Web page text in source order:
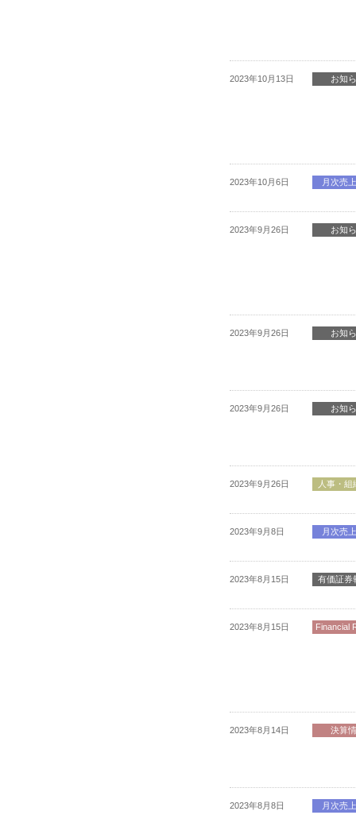
2023年10月13日 お知
2023年10月6日 月次売
2023年9月26日 お知
2023年9月26日 お知
2023年9月26日 お知
2023年9月26日 人事・組
2023年9月8日 月次売
2023年8月15日 有価証券
2023年8月15日 Financial
2023年8月14日 決算
2023年8月8日 月次売